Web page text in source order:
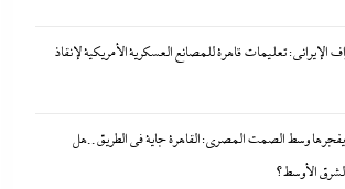
الإيرانى: تعليمات قاهرة للمصانع العسكرية الأمريكية لإنقاذ
يفجرها وسط الصمت المصري: القاهرة جاية في الطريق..هل
الأوسط؟